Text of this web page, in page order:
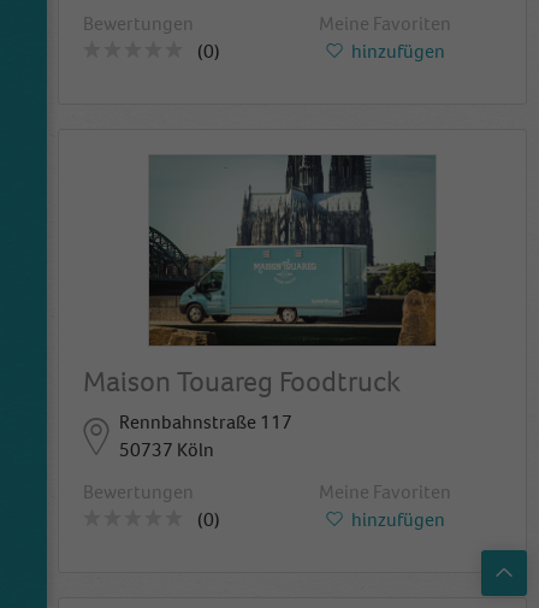
Bewertungen
(0)
Meine Favoriten
hinzufügen
Maison Touareg Foodtruck
Rennbahnstraße 117
50737 Köln
Bewertungen
(0)
Meine Favoriten
hinzufügen
Top